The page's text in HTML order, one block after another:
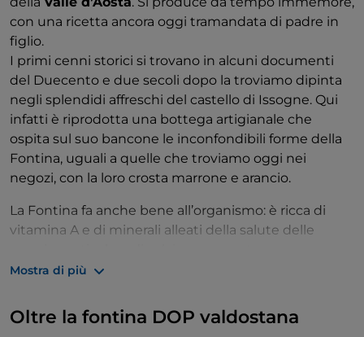
con una ricetta ancora oggi tramandata di padre in
figlio.
I primi cenni storici si trovano in alcuni documenti
del Duecento e due secoli dopo la troviamo dipinta
negli splendidi affreschi del castello di Issogne. Qui
infatti è riprodotta una bottega artigianale che
ospita sul suo bancone le inconfondibili forme della
Fontina, uguali a quelle che troviamo oggi nei
negozi, con la loro crosta marrone e arancio.
La Fontina fa anche bene all’organismo: è ricca di
vitamina A e di minerali alleati della salute delle
colesterolo molto basso per essere un formaggio.
garantisce tutti questi benefici nutrizionali. Il latte
viene prodotto da vacche allevate al pascolo: la
Mostra di più
Oltre la fontina DOP valdostana